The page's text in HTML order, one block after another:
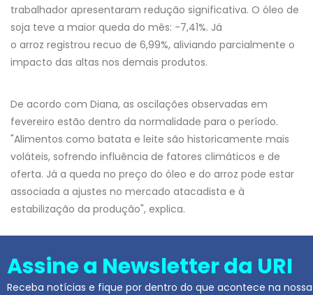
trabalhador apresentaram redução significativa. O óleo de
soja teve a maior queda do mês: -7,41%. Já
o arroz registrou recuo de 6,99%, aliviando parcialmente o
impacto das altas nos demais produtos.
De acordo com Diana, as oscilações observadas em
fevereiro estão dentro da normalidade para o período.
"Alimentos como batata e leite são historicamente mais
voláteis, sofrendo influência de fatores climáticos e de
oferta. Já a queda no preço do óleo e do arroz pode estar
associada a ajustes no mercado atacadista e à
estabilização da produção", explica.
Assine a Newsletter da URI
Receba notícias e fique por dentro do que acontece na nossa